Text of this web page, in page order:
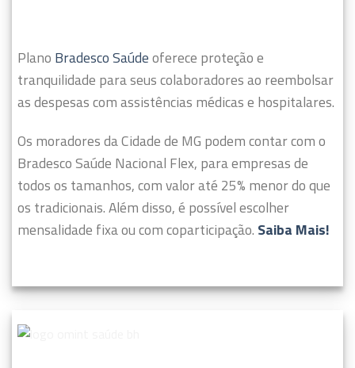
Plano Bradesco Saúdeoferece proteção e
tranquilidade para seus colaboradores ao reembolsar
as despesas com assistências médicas e hospitalares.
Os moradores da Cidade de MG podem contar com o
Bradesco Saúde Nacional Flex, para empresas de
todos os tamanhos, com valor até 25% menor do que
os tradicionais. Além disso, é possível escolher
mensalidade fixa ou com coparticipação. Saiba Mais!